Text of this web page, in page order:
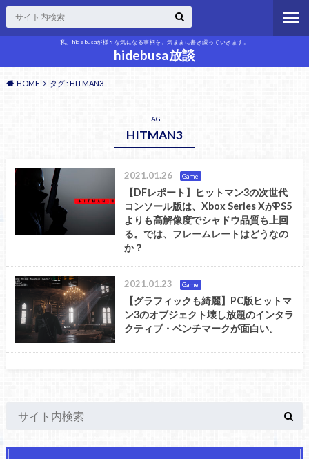
私、hidebusaが様々な気になる事柄を、気ままに書き綴っていきます。
hidebusa放談
HOME タグ : HITMAN3
TAG
HITMAN3
2021.01.26 Game
【DFレポート】ヒットマン3の次世代
コンソール版は、Xbox Series XがPS5
よりも高解像度でシャドウ品質も上回
る。では、フレームレートはどうなの
か？
2021.01.23 Game
【グラフィックも綺麗】PC版ヒットマ
ン3のオブジェクト壊し放題のインタラ
クティブ・ベンチマークが面白い。